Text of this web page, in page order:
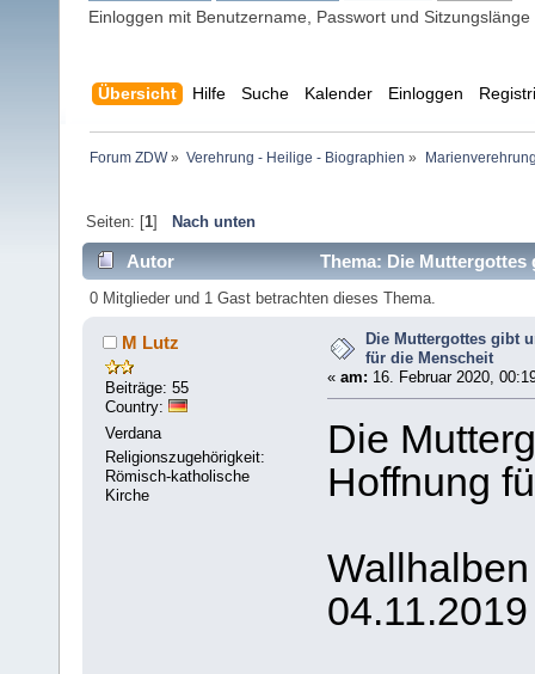
Einloggen mit Benutzername, Passwort und Sitzungslänge
Übersicht Hilfe Suche Kalender Einloggen
Forum ZDW» Verehrung - Heilige - Biographien »
Seiten: [1] Nach unten
Autor
Thema: Die
mal)
0 Mitglieder und 1 Gast betrachten dieses Thema.
M Lutz
Beiträge: 55
Country:
Verdana
Religionszugehörigkeit:
Römisch-katholische
Kirche
Die Muttergottes gibt
für die Menscheit
« am: 16. Februar 2020,
Die
Hoffnung
04.11.2019